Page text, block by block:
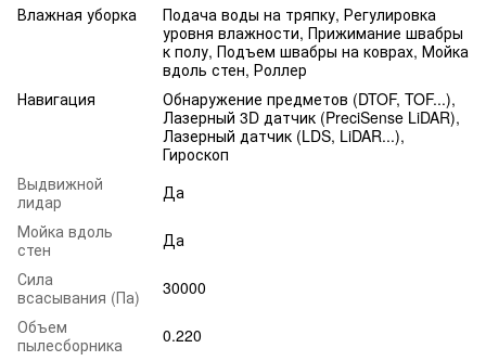
Влажная уборка
Подача воды на тряпку, Регулировка
уровня влажности, Прижимание швабры
к полу, Подъем швабры на коврах, Мойка
вдоль стен, Роллер
Навигация
Обнаружение предметов (DTOF, TOF...),
Лазерный 3D датчик (PreciSense LiDAR),
Лазерный датчик (LDS, LiDAR...),
Гироскоп
Выдвижной
лидар
Да
Мойка вдоль
стен
Да
Сила
всасывания (Па)
30000
Объем
пылесборника
0.220